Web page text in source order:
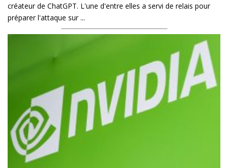
créateur de ChatGPT. L'une d'entre elles a servi de relais pour
préparer l'attaque sur ...